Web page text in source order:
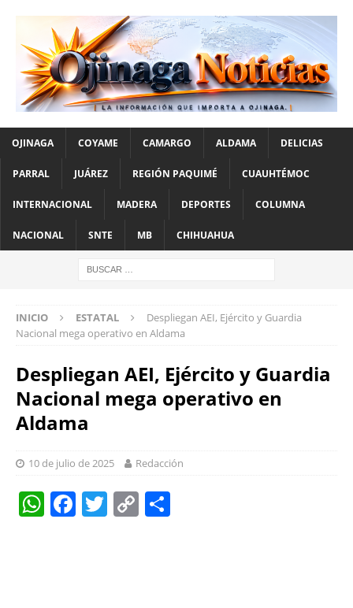
OJINAGA COYAME CAMARGO ALDAMA DELICIAS
PARRAL JUÁREZ REGIÓN PAQUIMÉ CUAUHTÉMOC
INTERNACIONAL MADERA DEPORTES COLUMNA
NACIONAL SNTE MB CHIHUAHUA
INICIO ESTATAL
Despliegan AEI, Ejército y Guardia
Nacional mega operativo en Aldama
Despliegan AEI, Ejército y Guardia
Nacional mega operativo en
Aldama
10 de julio de 2025 Redacción
W F T C